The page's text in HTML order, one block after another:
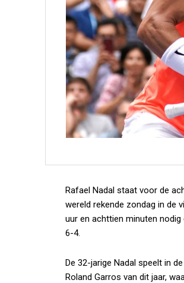
Rafael Nadal staat voor de
wereld rekende zondag in de
uur en achttien minuten
6-4.
De 32-jarige Nadal speelt in
Roland Garros van dit jaar,